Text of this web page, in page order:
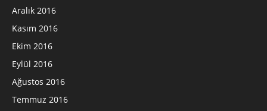
Aralık 2016
Kasım 2016
Ekim 2016
Eylül 2016
Ağustos 2016
Temmuz 2016